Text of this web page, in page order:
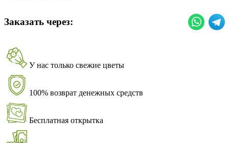
Заказать через:
У нас только свежие цветы
100% возврат денежных средств
Бесплатная открытка